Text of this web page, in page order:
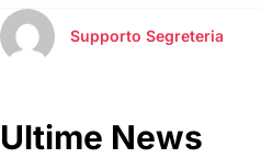
Supporto Segreteria
Ultime News